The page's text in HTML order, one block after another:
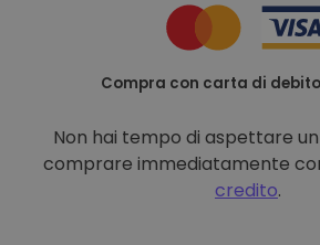
Compra con carta di
Non hai tempo di aspettare
comprare immediatamente
credito.